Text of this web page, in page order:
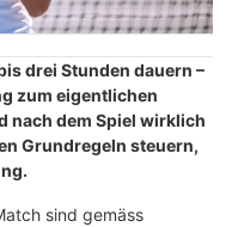
drei Stunden dauern –
zum eigentlichen
nach dem Spiel wirklich
Grundregeln steuern,
sind gemäss